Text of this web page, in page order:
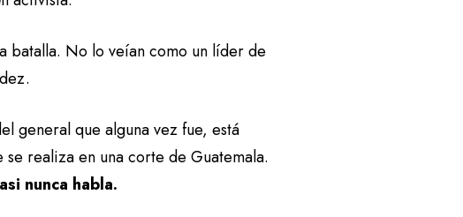
batalla. No lo veían como un líder de
general que alguna vez fue, está
realiza en una corte de Guatemala.
nunca habla.